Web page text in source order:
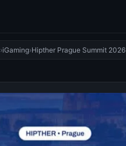
›iGaming›Hipther Prague Summit 2026